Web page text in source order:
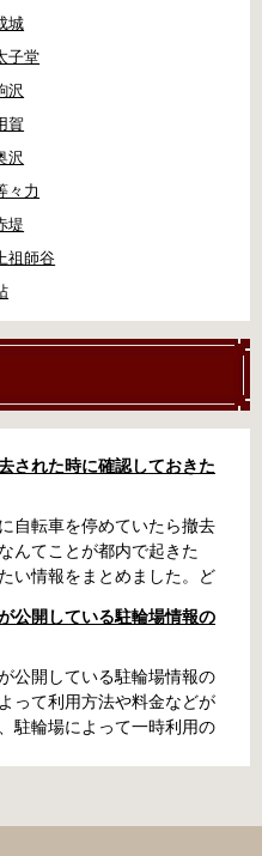
城
子堂
沢
賀
沢
々力
堤
上祖師谷
された時に確認しておきた
自転車を停めていたら撤去
んてことが都内で起きた
い情報をまとめました。ど
が浮かぶかと思います。事
いう時対処しましょう。 千
川区 / 港区 / 中央区 / 大田区
区 / 葛飾区 千代田区で撤去
管場所 住所 千代田区神田
ます） 東京メトロ半蔵門
公開している駐輪場情報の
公開している駐輪場情報の
って利用方法や料金などが
駐輪場によって一時利用の
方法 利用登録申請書の提出